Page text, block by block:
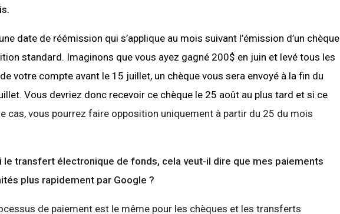
date de réémission qui s’applique au mois suivant l’émission d’un chèque
standard. Imaginons que vous ayez gagné 200$ en juin et levé tous les
votre compte avant le 15 juillet, un chèque vous sera envoyé à la fin du
Vous devriez donc recevoir ce chèque le 25 août au plus tard et si ce
cas, vous pourrez faire opposition uniquement à partir du 25 du mois
le transfert électronique de fonds, cela veut-il dire que mes paiements
plus rapidement par Google ?
de paiement est le même pour les chèques et les transferts